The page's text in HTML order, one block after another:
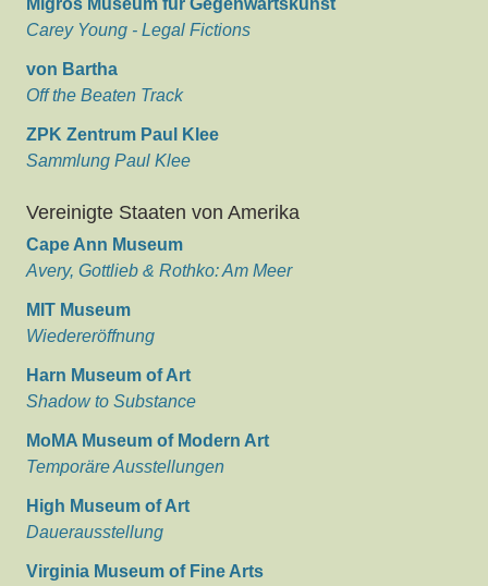
Migros Museum für Gegenwartskunst
Carey Young - Legal Fictions
von Bartha
Off the Beaten Track
ZPK Zentrum Paul Klee
Sammlung Paul Klee
Vereinigte Staaten von Amerika
Cape Ann Museum
Avery, Gottlieb & Rothko: Am Meer
MIT Museum
Wiedereröffnung
Harn Museum of Art
Shadow to Substance
MoMA Museum of Modern Art
Temporäre Ausstellungen
High Museum of Art
Dauerausstellung
Virginia Museum of Fine Arts